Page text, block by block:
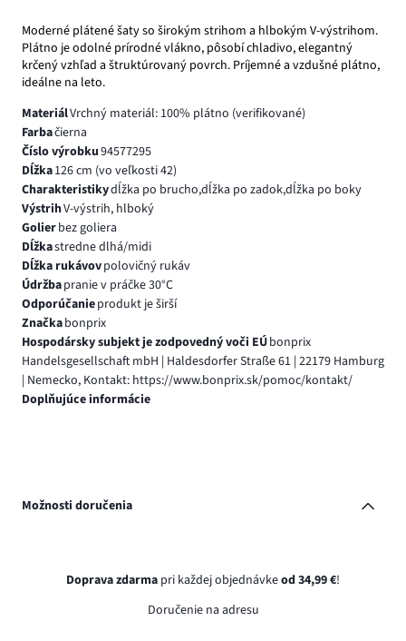
Moderné plátené šaty so širokým strihom a hlbokým V-výstrihom.
Plátno je odolné prírodné vlákno, pôsobí chladivo, elegantný
krčený vzhľad a štruktúrovaný povrch. Príjemné a vzdušné plátno,
ideálne na leto.
MateriálVrchný materiál: 100% plátno (verifikované)
Farbačierna
Číslo výrobku94577295
Dĺžka126 cm (vo veľkosti 42)
Charakteristikydĺžka po brucho,dĺžka po zadok,dĺžka po boky
VýstrihV-výstrih, hlboký
Golierbez goliera
Dĺžkastredne dlhá/midi
Dĺžka rukávovpolovičný rukáv
Údržbapranie v práčke 30°C
Odporúčanieprodukt je širší
Značkabonprix
Hospodársky subjekt je zodpovedný voči EÚbonprix
Handelsgesellschaft mbH | Haldesdorfer Straße 61 | 22179 Hamburg
| Nemecko, Kontakt: https://www.bonprix.sk/pomoc/kontakt/
Doplňujúce informácie
Možnosti doručenia
Doprava zdarma pri každej objednávkeod 34,99 €!
Doručenie na adresu